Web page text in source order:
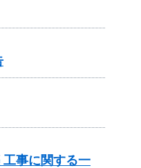
事に関する一